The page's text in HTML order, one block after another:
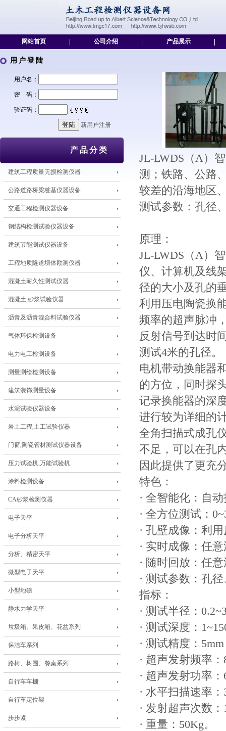
网站首页 公司介绍 产品展示
用户登陆
用户名：
密 码：
验证码：
新用户注册
产品分类
建筑工程质量无损检测仪器
公路道路桥梁桩基仪器设备
交通工程检测仪器设备
钢结构检测试验仪器设备
建筑节能测试仪器设备
工程地质隧道坝体勘测仪器
混凝土耐久性测试仪器
混凝土,砂浆试验仪器
沥青及沥青混合料试验仪器
气体环保检测设备
电力电工检测设备
测量测绘检测设备
建筑装饰测量设备
水泥试验仪器设备
岩土工程,土工试验仪器
门窗,陶瓷管材测试仪器设备
压力试验机,万能试验机
涂料检测设备
CA砂浆检测仪器
电子天平
电子分析天平
分析、精密天平
微型电子天平
小型地磅
静水力学天平
垃圾箱、果皮箱、花盆系列
保洁车系列
路椅、树围、餐桌系列
自行车车棚
自行车定位架
步步紧
JL-LWDS（A）
测；铁路、公路
较差的沿海地区
测试参数：孔径
原理：
JL-LWDS（A）
仪、计算机及线
径的大小及孔的
利用压电陶瓷换
频率的超声脉冲
反射信号到达时
测试4米的孔径。
电机带动换能器
的方位，同时探
记录换能器的深
进行较为详细的
全角扫描式成孔
不足，可以在孔
因此提供了更充
特色：
· 全智能化：自
· 全方位测试：
· 孔壁成像：利
· 实时成像：任
· 随时回放：任
· 测试参数：孔
指标：
· 测试半径：
· 测试深度：
· 测试精度：
· 超声发射频率
· 超声发射功率
· 水平扫描速率：
· 发射超声次数
· 重量：50Kg。